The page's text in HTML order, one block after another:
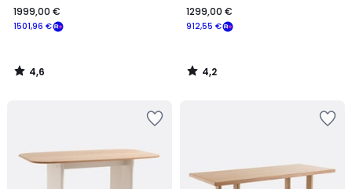
€
souscrivez
notre
programme
place
1501,96 €
1999,00 €
4,6
/
912,55 €
1299,00 €
4,2
/